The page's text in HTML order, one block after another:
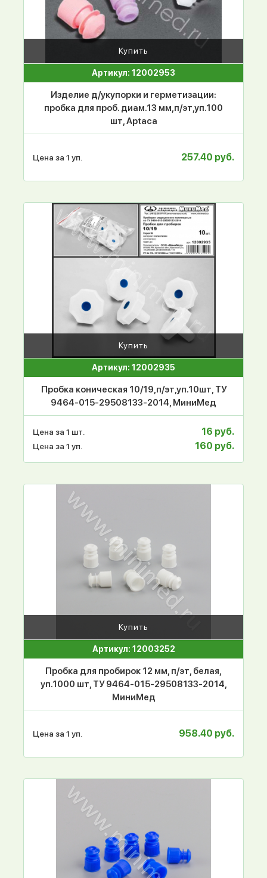
Купить
Артикул: 12002953
Изделие д/укупорки и герметизации:
пробка для проб. диам.13 мм,п/эт,уп.100
шт, Aptaca
Цена за 1 уп. 257.40 руб.
Купить
Артикул: 12002935
Пробка коническая 10/19,п/эт,уп.10шт, ТУ
9464-015-29508133-2014, МиниМед
Цена за 1 шт. 16 руб.
Цена за 1 уп. 160 руб.
Купить
Артикул: 12003252
Пробка для пробирок 12 мм, п/эт, белая,
уп.1000 шт, ТУ 9464-015-29508133-2014,
МиниМед
Цена за 1 уп. 958.40 руб.